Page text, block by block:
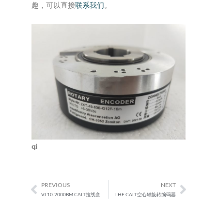
趣，可以直接联系我们。
qi
Prev
PREVIOUS NEXT
LHE CALT空心轴旋转编码器Next